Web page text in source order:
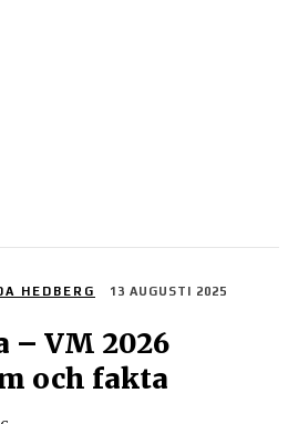
HEDBERG 13 AUGUSTI 2025
– VM 2026
och fakta